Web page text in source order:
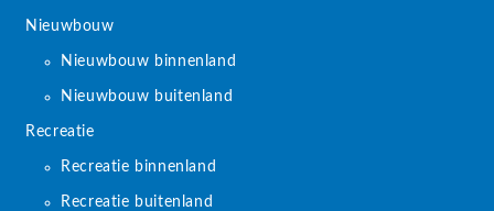
Nieuwbouw
Nieuwbouw binnenland
Nieuwbouw buitenland
Recreatie
Recreatie binnenland
Recreatie buitenland